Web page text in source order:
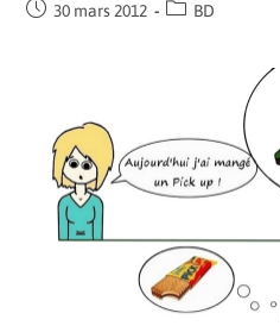
30 mars 2012 BD